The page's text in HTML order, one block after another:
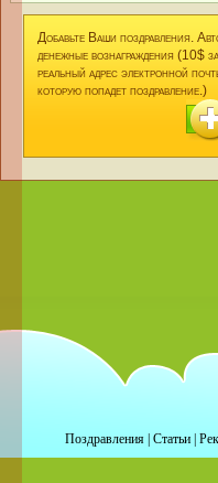
Добавьте Ваши поздравления.
денежные вознаграждения (10$
реальный адрес электронной
которую попадет поздравление.)
Поздравления| Статьи|